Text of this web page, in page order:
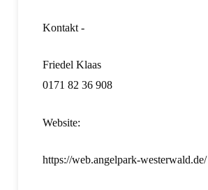
Kontakt -
Friedel Klaas
0171 82 36 908
Website:
https://web.angelpark-westerwald.de/